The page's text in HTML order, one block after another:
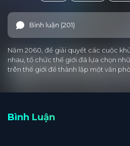
Bình luận (201)
Năm 2060, để giải quyết các cuộc
nhau, tổ chức thế giới đã lựa chọn
trên thế giới để thành lập một văn
Bình Luận